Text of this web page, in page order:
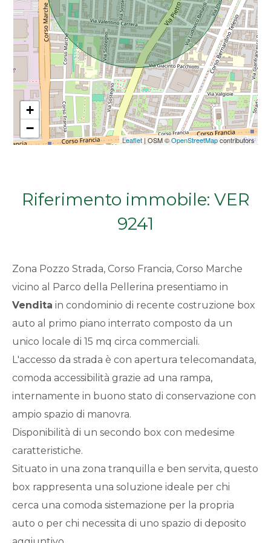
+
−
Leaflet| OSM ©OpenStreetMapcontributors
Riferimento immobile: VER
9241
Zona Pozzo Strada, Corso Francia, Corso Marche
vicino al Parco della Pellerina presentiamo in
Vendita in condominio di recente costruzione box
auto al primo piano interrato composto da un
unico locale di 15 mq circa commerciali.
L'accesso da strada è con apertura telecomandata,
comoda accessibilità grazie ad una rampa,
internamente in buono stato di conservazione con
ampio spazio di manovra.
Disponibilità di un secondo box con medesime
caratteristiche.
Situato in una zona tranquilla e ben servita, questo
box rappresenta una soluzione ideale per chi
cerca una comoda sistemazione per la propria
auto o per chi necessita di uno spazio di deposito
Da € 5.000.000 a € 10.000.000
Oltre € 10.000.000
Totale
mq
Qualsiasi
1
2
3